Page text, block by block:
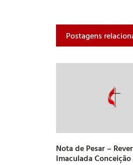
Postagens
Nota de Pesar –
Imaculada